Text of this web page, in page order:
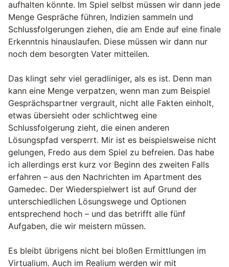
aufhalten könnte. Im Spiel selbst müssen wir dann jede
Menge Gespräche führen, Indizien sammeln und
Schlussfolgerungen ziehen, die am Ende auf eine finale
Erkenntnis hinauslaufen. Diese müssen wir dann nur
noch dem besorgten Vater mitteilen.
Das klingt sehr viel geradliniger, als es ist. Denn man
kann eine Menge verpatzen, wenn man zum Beispiel
Gesprächspartner vergrault, nicht alle Fakten einholt,
etwas übersieht oder schlichtweg eine
Schlussfolgerung zieht, die einen anderen
Lösungspfad versperrt. Mir ist es beispielsweise nicht
gelungen, Fredo aus dem Spiel zu befreien. Das habe
ich allerdings erst kurz vor Beginn des zweiten Falls
erfahren – aus den Nachrichten im Apartment des
Gamedec. Der Wiederspielwert ist auf Grund der
unterschiedlichen Lösungswege und Optionen
entsprechend hoch – und das betrifft alle fünf
Aufgaben, die wir meistern müssen.
Es bleibt übrigens nicht bei bloßen Ermittlungen im
Virtualium. Auch im Realium werden wir mit